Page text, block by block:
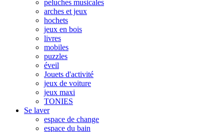
peluches musicales
arches et jeux
hochets
jeux en bois
livres
mobiles
puzzles
éveil
Jouets d'activité
jeux de voiture
jeux maxi
TONIES
Se laver
espace de change
espace du bain